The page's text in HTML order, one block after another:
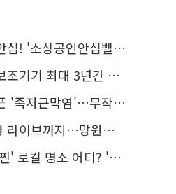
하
기
하
기
상공인안심벨' 신청하세요
3년간 무상 대여…삶의 질 높인다
'…무작정 참지 말고 '이것' 해보세요!
지…망원한강공원 알짜 코스
어디? '서울에디션25' 추천 코스